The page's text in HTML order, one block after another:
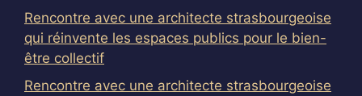
Rencontre avec une architecte strasbourgeoise
qui réinvente les espaces publics pour le bien-
être collectif
Rencontre avec une architecte strasbourgeoise